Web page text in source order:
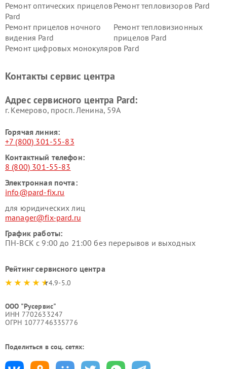
Ремонт оптических прицелов
Pard
Ремонт тепловизоров Pard
Ремонт прицелов ночного
видения Pard
Ремонт тепловизионных
прицелов Pard
Ремонт цифровых монокуляров Pard
Контакты сервис центра
Адрес сервисного центра Pard:
г. Кемерово, просп. Ленина, 59А
Горячая линия:
+7 (800) 301-55-83
Контактный телефон:
8 (800) 301-55-83
Электронная почта:
info@pard-fix.ru
для юридических лиц
manager@fix-pard.ru
График работы:
ПН-ВСК с 9:00 до 21:00 без перерывов и выходных
Рейтинг сервисного центра
4.9-5.0
ООО "Русервис"
ИНН 7702633247
ОГРН 1077746335776
Поделиться в соц. сетях: